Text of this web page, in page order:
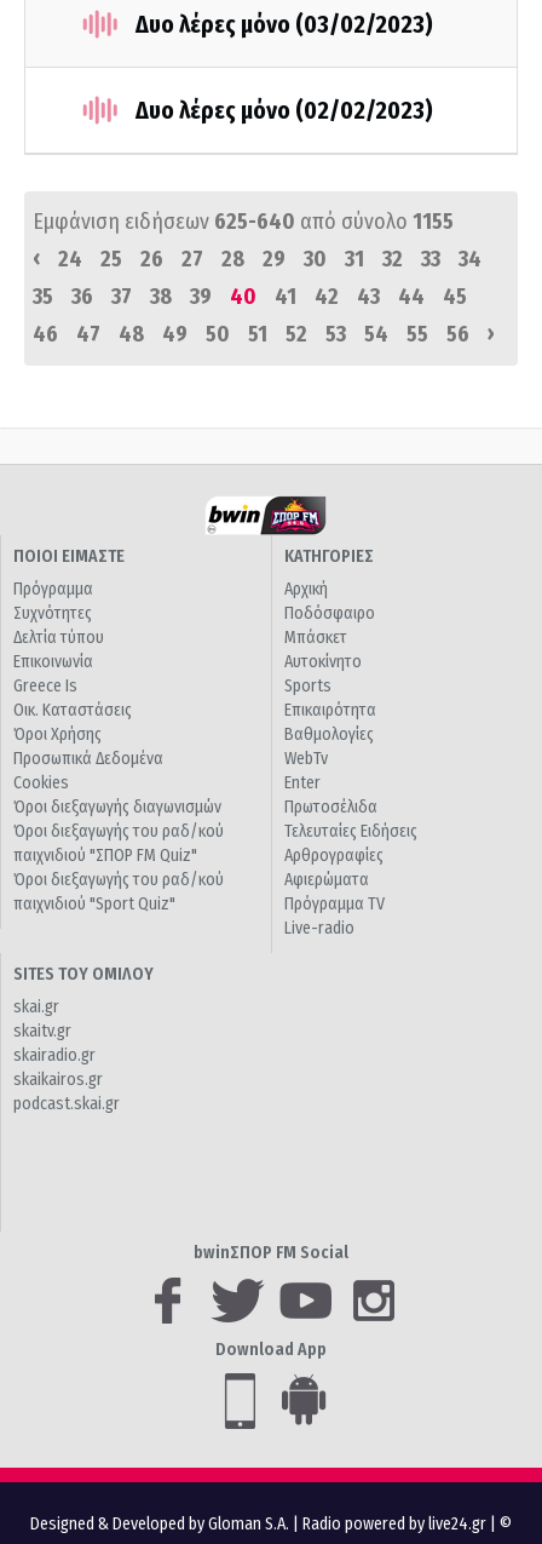
Δυο λέρες μόνο (03/02/2023)
Δυο λέρες μόνο (02/02/2023)
Εμφάνιση ειδήσεων 625-640 από σύνολο 1155
‹
24 25 26 27 28 29 30 31 32 33
34
35
36 37 38 39 40 41 42 43 44
45
46
47 48 49 50 51 52 53 54 55 56 ›
ΠΟΙΟΙ ΕΙΜΑΣΤΕ
Πρόγραμμα
Συχνότητες
Δελτία τύπου
Επικοινωνία
Greece Is
Οικ. Καταστάσεις
Όροι Χρήσης
Προσωπικά Δεδομένα
Cookies
Όροι διεξαγωγής διαγωνισμών
Όροι διεξαγωγής του ραδ/κού
παιχνιδιού "ΣΠΟΡ FM Quiz"
Όροι διεξαγωγής του ραδ/κού
παιχνιδιού "Sport Quiz"
ΚΑΤΗΓΟΡΙΕΣ
Αρχική
Ποδόσφαιρο
Μπάσκετ
Αυτοκίνητο
Sports
Επικαιρότητα
Βαθμολογίες
WebTv
Enter
Πρωτοσέλιδα
Τελευταίες Ειδήσεις
Αρθρογραφίες
Αφιερώματα
Πρόγραμμα TV
Live-radio
SITES ΤΟΥ ΟΜΙΛΟΥ
skai.gr
skaitv.gr
skairadio.gr
skaikairos.gr
podcast.skai.gr
bwinΣΠΟΡ FM Social
Download App
Designed & Developed by Gloman S.A. Radio powered by live24.gr | ©